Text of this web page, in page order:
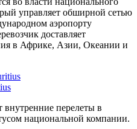
управляет обширной сетью
аэропорту
доставляет
в Африке, Азии, Океании и
перелеты в
национальной компании.